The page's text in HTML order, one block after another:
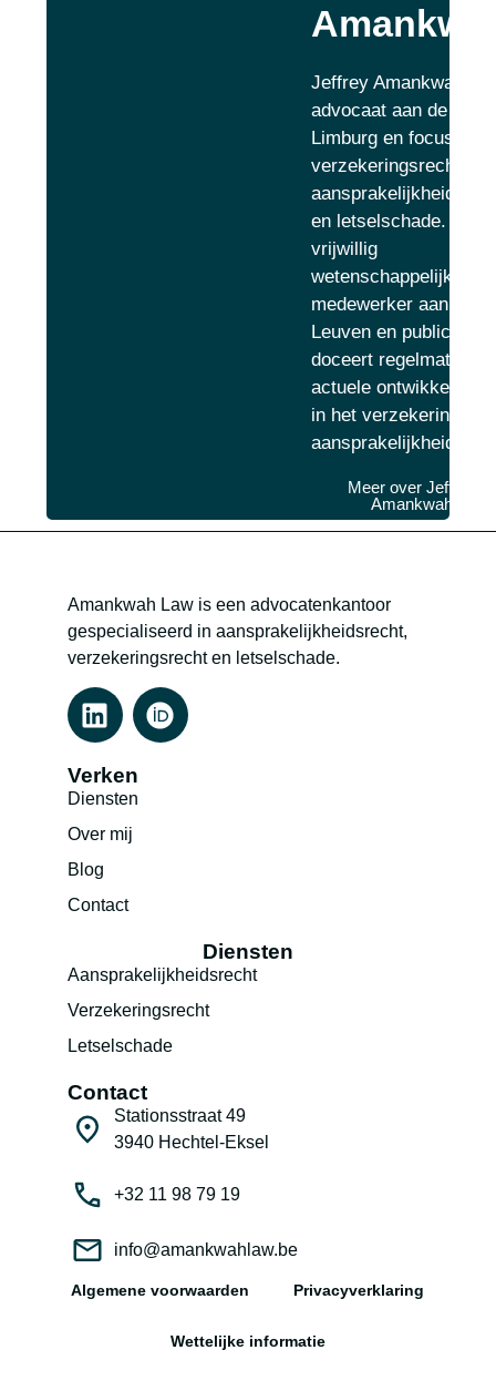
Jeffrey Amankwah is
advocaat aan de balie
Limburg en focust op
verzekeringsrecht,
en letselschade. Hij is
vrijwillig
wetenschappelijk
medewerker aan de
Leuven en publiceert
doceert regelmatig
actuele
in het verzekerings-
Meer over Jeffrey
Amankwah
Amankwah Law is een advocatenkantoor
gespecialiseerd in aansprakelijkheidsrecht,
verzekeringsrecht en letselschade.
Verken
Diensten
Over mij
Blog
Contact
Diensten
Aansprakelijkheidsrecht
Verzekeringsrecht
Letselschade
Contact
Stationsstraat 49
3940 Hechtel-Eksel
+32 11 98 79 19
info@amankwahlaw.be
Algemene voorwaarden Privacyverklaring
Wettelijke informatie